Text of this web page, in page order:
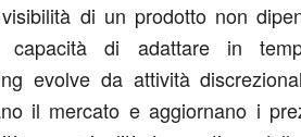
di un prodotto non
capacità di adattare in
evolve da attività
il mercato e aggiornano i